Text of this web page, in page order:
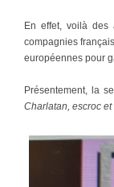
En effet, voilà des
compagnies
européennes pour
Présentement, la
Charlatan, escroc et